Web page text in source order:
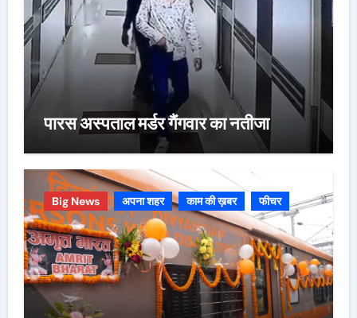
पारस अस्पताल मर्डर गैंगवार का नतीजा
Big News अपना शहर काम की ख़बर फीचर